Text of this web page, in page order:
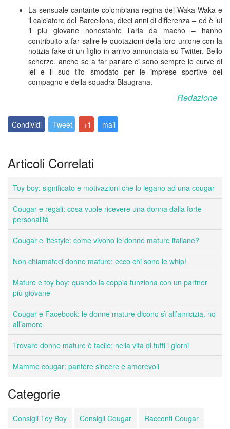
La sensuale cantante colombiana regina del Waka Waka e
il calciatore del Barcellona, dieci anni di differenza – ed è lui
il più giovane nonostante l’aria da macho – hanno
contribuito a far salire le quotazioni della loro unione con la
notizia fake di un figlio in arrivo annunciata su Twitter. Bello
scherzo, anche se a far parlare ci sono sempre le curve di
lei e il suo tifo smodato per le imprese sportive del
compagno e della squadra Blaugrana.
Redazione
Condividi Tweet +1 mail
Articoli Correlati
Toy boy: significato e motivazioni che lo legano ad una cougar
Cougar e regali: cosa vuole ricevere una donna dalla forte
personalità
Cougar e lifestyle: come vivono le donne mature italiane?
Non chiamateci donne mature: ecco chi sono le whip!
Mature e toy boy: quando la coppia funziona con un partner
più giovane
Cougar e Facebook: le donne mature dicono sì all’amicizia, no
all’amore
Trovare donne mature è facile: nella vita di tutti i giorni
Mamme cougar: pantere sincere e amorevoli
Categorie
Consigli Toy Boy Consigli Cougar Racconti Cougar